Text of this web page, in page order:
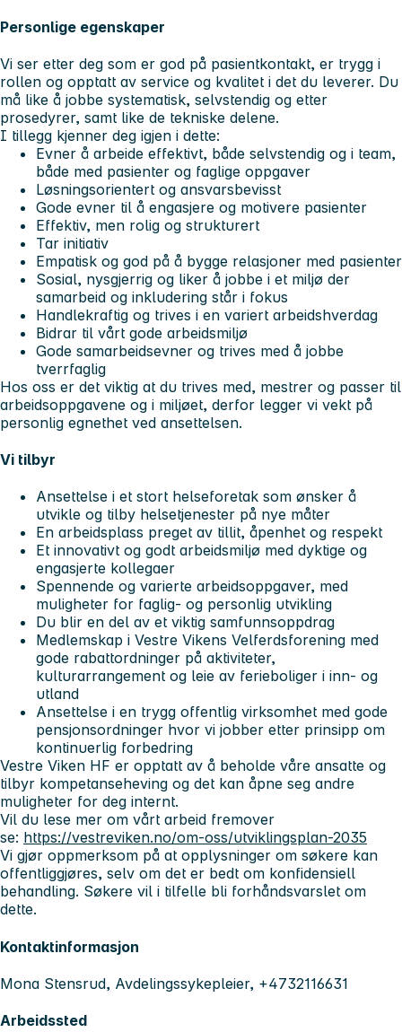
Personlige egenskaper
Vi ser etter deg som er god på pasientkontakt, er trygg i
rollen og opptatt av service og kvalitet i det du leverer. Du
må like å jobbe systematisk, selvstendig og etter
prosedyrer, samt like de tekniske delene.
I tillegg kjenner deg igjen i dette:
Evner å arbeide effektivt, både selvstendig og i team,
både med pasienter og faglige oppgaver
Løsningsorientert og ansvarsbevisst
Gode evner til å engasjere og motivere pasienter
Effektiv, men rolig og strukturert
Tar initiativ
Empatisk og god på å bygge relasjoner med pasienter
Sosial, nysgjerrig og liker å jobbe i et miljø der
samarbeid og inkludering står i fokus
Handlekraftig og trives i en variert arbeidshverdag
Bidrar til vårt gode arbeidsmiljø
Gode samarbeidsevner og trives med å jobbe
tverrfaglig
Hos oss er det viktig at du trives med, mestrer og passer til
arbeidsoppgavene og i miljøet, derfor legger vi vekt på
personlig egnethet ved ansettelsen.
Vi tilbyr
Ansettelse i et stort helseforetak som ønsker å
utvikle og tilby helsetjenester på nye måter
En arbeidsplass preget av tillit, åpenhet og respekt
Et innovativt og godt arbeidsmiljø med dyktige og
engasjerte kollegaer
Spennende og varierte arbeidsoppgaver, med
muligheter for faglig- og personlig utvikling
Du blir en del av et viktig samfunnsoppdrag
Medlemskap i Vestre Vikens Velferdsforening med
gode rabattordninger på aktiviteter,
kulturarrangement og leie av ferieboliger i inn- og
utland
Ansettelse i en trygg offentlig virksomhet med gode
pensjonsordninger hvor vi jobber etter prinsipp om
kontinuerlig forbedring
Vestre Viken HF er opptatt av å beholde våre ansatte og
tilbyr kompetanseheving og det kan åpne seg andre
muligheter for deg internt.
Vil du lese mer om vårt arbeid fremover
se: https://vestreviken.no/om-oss/utviklingsplan-2035
Vi gjør oppmerksom på at opplysninger om søkere kan
offentliggjøres, selv om det er bedt om konfidensiell
behandling. Søkere vil i tilfelle bli forhåndsvarslet om
dette.
Kontaktinformasjon
Mona Stensrud, Avdelingssykepleier, +4732116631
Arbeidssted